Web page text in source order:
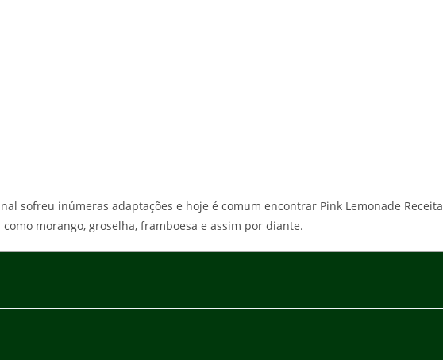
sofreu inúmeras adaptações e hoje é comum encontrar Pink Lemonade Receita
morango, groselha, framboesa e assim por diante.